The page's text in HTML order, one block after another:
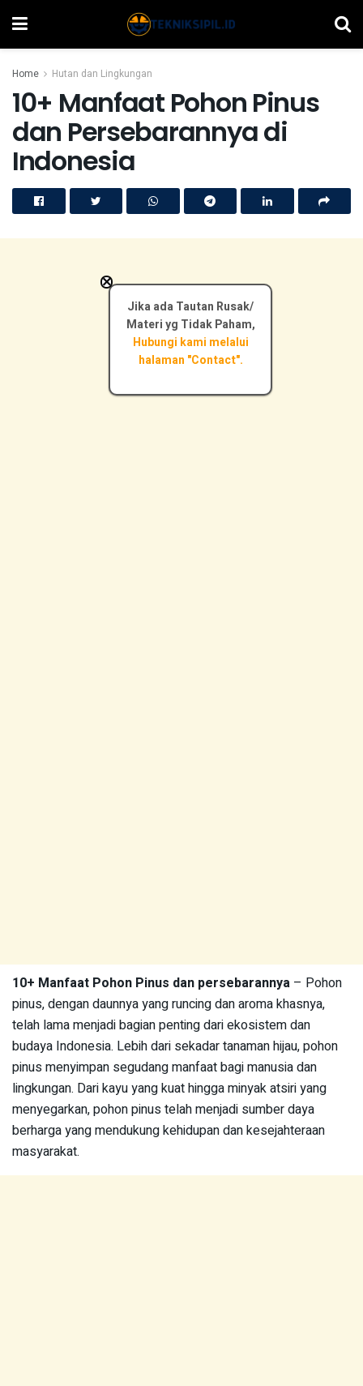
Home Hutan dan Lingkungan
10+ Manfaat Pohon Pinus
dan Persebarannya di
Indonesia
10+ Manfaat Pohon Pinus dan persebarannya – Pohon
pinus, dengan daunnya yang runcing dan aroma khasnya,
telah lama menjadi bagian penting dari ekosistem dan
budaya Indonesia. Lebih dari sekadar tanaman hijau, pohon
pinus menyimpan segudang manfaat bagi manusia dan
lingkungan. Dari kayu yang kuat hingga minyak atsiri yang
menyegarkan, pohon pinus telah menjadi sumber daya
berharga yang mendukung kehidupan dan kesejahteraan
masyarakat.
Jika ada Tautan Rusak/
Materi yg Tidak Paham,
Hubungi kami melalui
halaman "Contact".
×